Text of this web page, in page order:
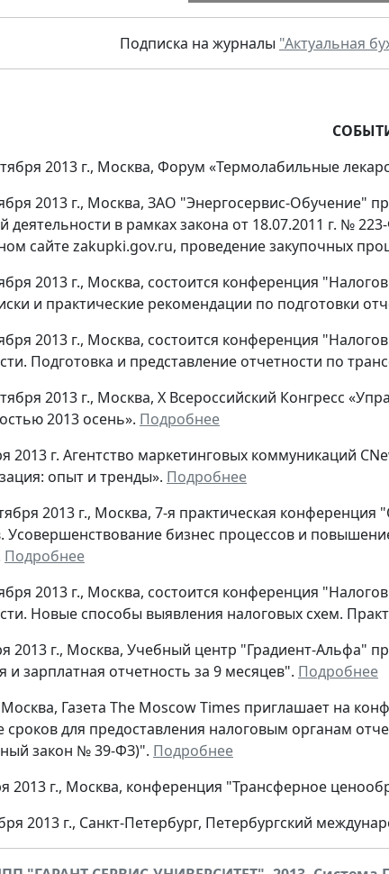
Подписка на журналы "Актуальная
2013 г., Москва, Форум «Термолабильные
2013 г., Москва, ЗАО "Энергосервис-Обучение"
деятельности в рамках закона от 18.07.2011 г. №
сайте zakupki.gov.ru, проведение закупочных
2013 г., Москва, состоится конференция
и практические рекомендации по подготовки
2013 г., Москва, состоится конференция
Подготовка и представление отчетности по
2013 г., Москва, Х Всероссийский Конгресс
2013 осень». Подробнее
2013 г. Агентство маркетинговых коммуникаций
опыт и тренды». Подробнее
2013 г., Москва, 7-я практическая
Усовершенствование бизнес процессов и
Подробнее
2013 г., Москва, состоится конференция
Новые способы выявления налоговых схем.
2013 г., Москва, Учебный центр "Градиент-Альфа"
и зарплатная отчетность за 9 месяцев". Подробнее
Москва, Газета The Moscow Times приглашает на
сроков для предоставления налоговым органам
закон № 39-ФЗ)". Подробнее
2013 г., Москва, конференция "Трансферное
2013 г., Санкт-Петербург, Петербургский